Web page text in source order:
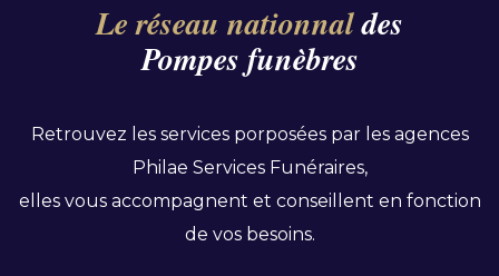
Le réseau nationnaldes
Pompes funèbres
Retrouvez les services porposées par les agences
Philae Services Funéraires,
elles vous accompagnent et conseillent en fonction
de vos besoins.